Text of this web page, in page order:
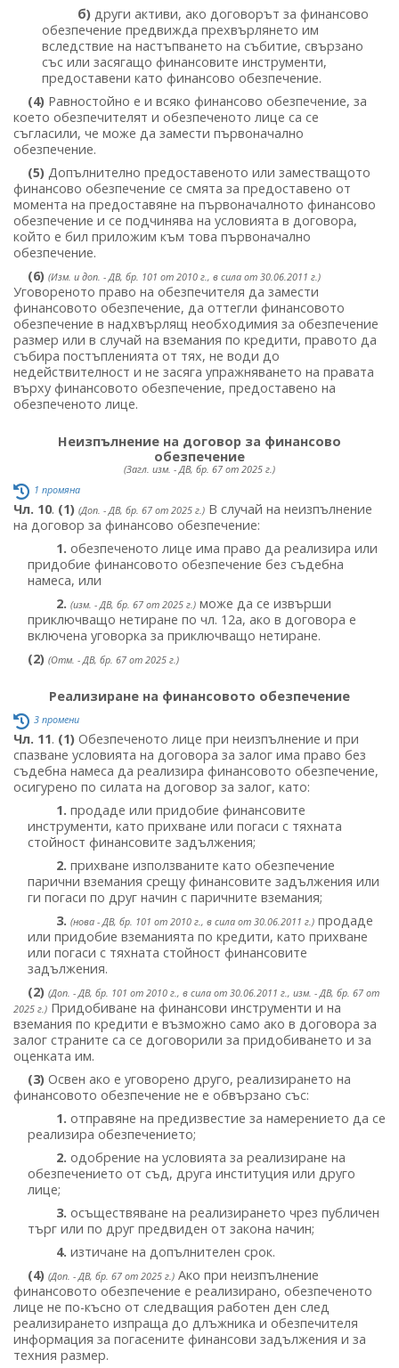
б) други активи, ако договорът за финансово
обезпечение предвижда прехвърлянето им
вследствие на настъпването на събитие, свързано
със или засягащо финансовите инструменти,
предоставени като финансово обезпечение.
(4) Равностойно е и всяко финансово обезпечение, за
което обезпечителят и обезпеченото лице са се
съгласили, че може да замести първоначално
обезпечение.
(5) Допълнително предоставеното или заместващото
финансово обезпечение се смята за предоставено от
момента на предоставяне на първоначалното финансово
обезпечение и се подчинява на условията в договора,
който е бил приложим към това първоначално
обезпечение.
(6) (Изм. и доп. - ДВ, бр. 101 от 2010 г., в сила от 30.06.2011 г.)
Уговореното право на обезпечителя да замести
финансовото обезпечение, да оттегли финансовото
обезпечение в надхвърлящ необходимия за обезпечение
размер или в случай на вземания по кредити, правото да
събира постъпленията от тях, не води до
недействителност и не засяга упражняването на правата
върху финансовото обезпечение, предоставено на
обезпеченото лице.
Неизпълнение на договор за финансово
обезпечение
(Загл. изм. - ДВ, бр. 67 от 2025 г.)
1 промяна
Чл. 10. (1) (Доп. - ДВ, бр. 67 от 2025 г.) В случай на неизпълнение
на договор за финансово обезпечение:
1. обезпеченото лице има право да реализира или
придобие финансовото обезпечение без съдебна
намеса, или
2. (изм. - ДВ, бр. 67 от 2025 г.) може да се извърши
приключващо нетиране по чл. 12а, ако в договора е
включена уговорка за приключващо нетиране.
(2) (Отм. - ДВ, бр. 67 от 2025 г.)
Реализиране на финансовото обезпечение
3 промени
Чл. 11. (1) Обезпеченото лице при неизпълнение и при
спазване условията на договора за залог има право без
съдебна намеса да реализира финансовото обезпечение,
осигурено по силата на договор за залог, като:
1. продаде или придобие финансовите
инструменти, като прихване или погаси с тяхната
стойност финансовите задължения;
2. прихване използваните като обезпечение
парични вземания срещу финансовите задължения или
ги погаси по друг начин с паричните вземания;
3. (нова - ДВ, бр. 101 от 2010 г., в сила от 30.06.2011 г.) продаде
или придобие вземанията по кредити, като прихване
или погаси с тяхната стойност финансовите
задължения.
(2) (Доп. - ДВ, бр. 101 от 2010 г., в сила от 30.06.2011 г., изм. - ДВ, бр. 67 от
2025 г.) Придобиване на финансови инструменти и на
вземания по кредити е възможно само ако в договора за
залог страните са се договорили за придобиването и за
оценката им.
(3) Освен ако е уговорено друго, реализирането на
финансовото обезпечение не е обвързано със:
1. отправяне на предизвестие за намерението да се
реализира обезпечението;
2. одобрение на условията за реализиране на
обезпечението от съд, друга институция или друго
лице;
3. осъществяване на реализирането чрез публичен
търг или по друг предвиден от закона начин;
4. изтичане на допълнителен срок.
(4) (Доп. - ДВ, бр. 67 от 2025 г.) Ако при неизпълнение
финансовото обезпечение е реализирано, обезпеченото
лице не по-късно от следващия работен ден след
реализирането изпраща до длъжника и обезпечителя
информация за погасените финансови задължения и за
техния размер.